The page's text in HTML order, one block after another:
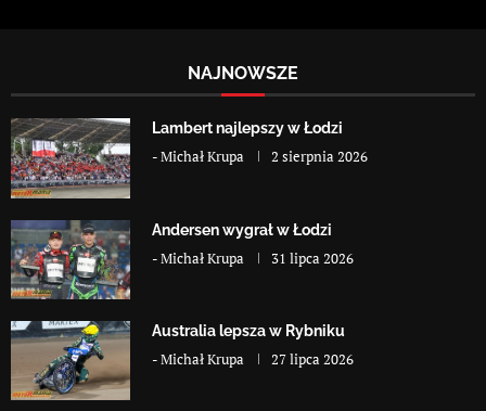
NAJNOWSZE
Lambert najlepszy w Łodzi
-Michał Krupa 2 sierpnia 2026
Andersen wygrał w Łodzi
-Michał Krupa 31 lipca 2026
Australia lepsza w Rybniku
-Michał Krupa 27 lipca 2026